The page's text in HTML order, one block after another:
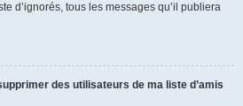
d’ignorés, tous les messages qu’il publiera
des utilisateurs de ma liste d’amis